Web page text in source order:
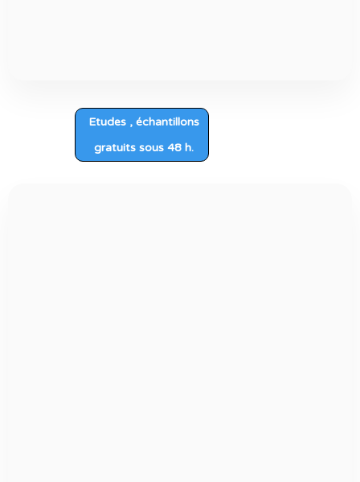
Etudes , échantillons
gratuits sous 48 h.